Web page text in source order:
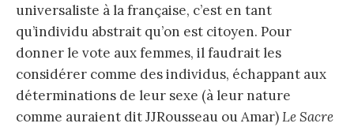
universaliste à la française, c’est en tant
qu’individu abstrait qu’on est citoyen. Pour
donner le vote aux femmes, il faudrait les
considérer comme des individus, échappant aux
déterminations de leur sexe (à leur nature
comme auraient dit JJRousseau ou Amar)Le Sacre